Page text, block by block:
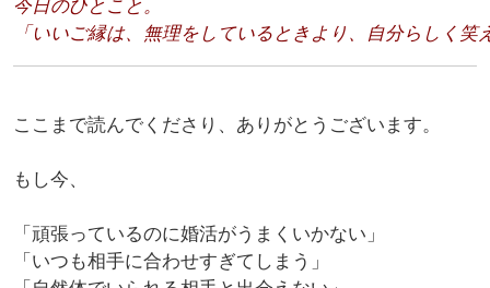
今日のひとこと。
「いいご縁は、無理をしているときより、自分らしく
ここまで読んでくださり、ありがとうございます。
もし今、
「頑張っているのに婚活がうまくいかない」
「いつも相手に合わせすぎてしまう」